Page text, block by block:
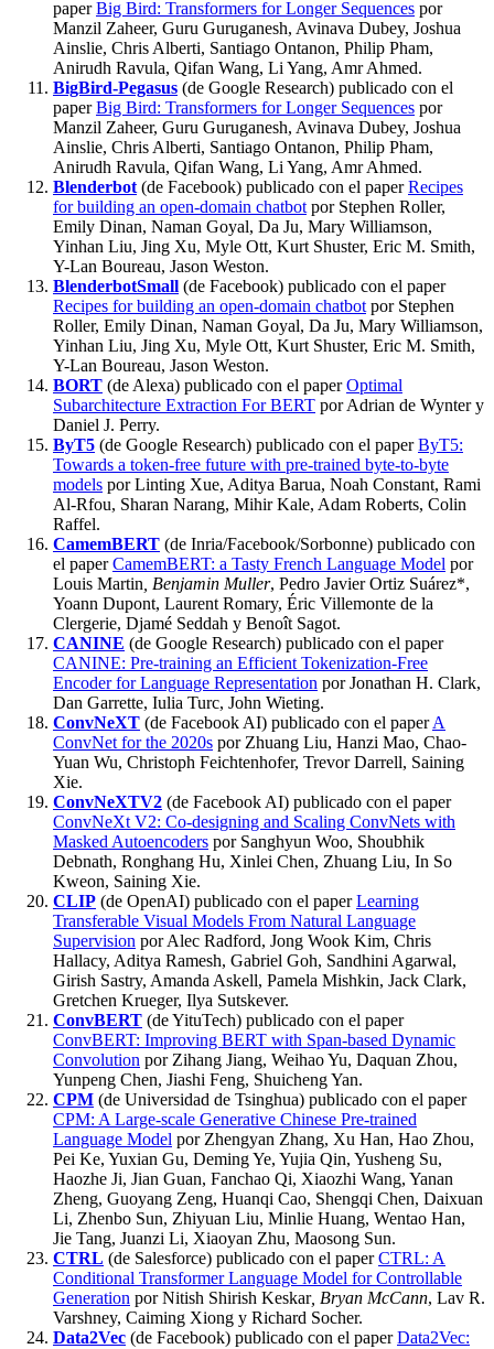
paperBig Bird: Transformers for Longer Sequences por
Manzil Zaheer, Guru Guruganesh, Avinava Dubey, Joshua
Ainslie, Chris Alberti, Santiago Ontanon, Philip Pham,
Anirudh Ravula, Qifan Wang, Li Yang, Amr Ahmed.
BigBird-Pegasus (de Google Research) publicado con el
paperBig Bird: Transformers for Longer Sequences por
Manzil Zaheer, Guru Guruganesh, Avinava Dubey, Joshua
Ainslie, Chris Alberti, Santiago Ontanon, Philip Pham,
Anirudh Ravula, Qifan Wang, Li Yang, Amr Ahmed.
Blenderbot (de Facebook) publicado con el paperRecipes
for building an open-domain chatbot por Stephen Roller,
Emily Dinan, Naman Goyal, Da Ju, Mary Williamson,
Yinhan Liu, Jing Xu, Myle Ott, Kurt Shuster, Eric M. Smith,
Y-Lan Boureau, Jason Weston.
BlenderbotSmall (de Facebook) publicado con el paper
Recipes for building an open-domain chatbot por Stephen
Roller, Emily Dinan, Naman Goyal, Da Ju, Mary Williamson,
Yinhan Liu, Jing Xu, Myle Ott, Kurt Shuster, Eric M. Smith,
Y-Lan Boureau, Jason Weston.
BORT (de Alexa) publicado con el paperOptimal
Subarchitecture Extraction For BERT por Adrian de Wynter y
Daniel J. Perry.
ByT5 (de Google Research) publicado con el paperByT5:
Towards a token-free future with pre-trained byte-to-byte
models por Linting Xue, Aditya Barua, Noah Constant, Rami
Al-Rfou, Sharan Narang, Mihir Kale, Adam Roberts, Colin
Raffel.
CamemBERT (de Inria/Facebook/Sorbonne) publicado con
el paperCamemBERT: a Tasty French Language Model por
Louis Martin , Benjamin Muller, Pedro Javier Ortiz Suárez*,
Yoann Dupont, Laurent Romary, Éric Villemonte de la
Clergerie, Djamé Seddah y Benoît Sagot.
CANINE (de Google Research) publicado con el paper
CANINE: Pre-training an Efficient Tokenization-Free
Encoder for Language Representation por Jonathan H. Clark,
Dan Garrette, Iulia Turc, John Wieting.
ConvNeXT (de Facebook AI) publicado con el paperA
ConvNet for the 2020s por Zhuang Liu, Hanzi Mao, Chao-
Yuan Wu, Christoph Feichtenhofer, Trevor Darrell, Saining
Xie.
ConvNeXTV2 (de Facebook AI) publicado con el paper
ConvNeXt V2: Co-designing and Scaling ConvNets with
Masked Autoencoders por Sanghyun Woo, Shoubhik
Debnath, Ronghang Hu, Xinlei Chen, Zhuang Liu, In So
Kweon, Saining Xie.
CLIP (de OpenAI) publicado con el paperLearning
Transferable Visual Models From Natural Language
Supervision por Alec Radford, Jong Wook Kim, Chris
Hallacy, Aditya Ramesh, Gabriel Goh, Sandhini Agarwal,
Girish Sastry, Amanda Askell, Pamela Mishkin, Jack Clark,
Gretchen Krueger, Ilya Sutskever.
ConvBERT (de YituTech) publicado con el paper
ConvBERT: Improving BERT with Span-based Dynamic
Convolution por Zihang Jiang, Weihao Yu, Daquan Zhou,
Yunpeng Chen, Jiashi Feng, Shuicheng Yan.
CPM (de Universidad de Tsinghua) publicado con el paper
CPM: A Large-scale Generative Chinese Pre-trained
Language Model por Zhengyan Zhang, Xu Han, Hao Zhou,
Pei Ke, Yuxian Gu, Deming Ye, Yujia Qin, Yusheng Su,
Haozhe Ji, Jian Guan, Fanchao Qi, Xiaozhi Wang, Yanan
Zheng, Guoyang Zeng, Huanqi Cao, Shengqi Chen, Daixuan
Li, Zhenbo Sun, Zhiyuan Liu, Minlie Huang, Wentao Han,
Jie Tang, Juanzi Li, Xiaoyan Zhu, Maosong Sun.
CTRL (de Salesforce) publicado con el paperCTRL: A
Conditional Transformer Language Model for Controllable
Generation por Nitish Shirish Keskar, Bryan McCann, Lav R.
Varshney, Caiming Xiong y Richard Socher.
Data2Vec (de Facebook) publicado con el paperData2Vec: